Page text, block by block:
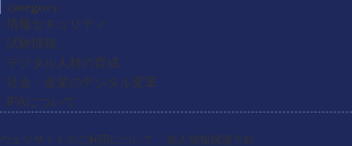
category
情報セキュリティ
試験情報
デジタル人材の育成
社会・産業のデジタル変革
IPAについて
ウェブサイトのご利用について 個人情報保護方針